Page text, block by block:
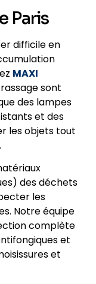
Paris
difficile en
MAXI
sont
des lampes
et des
les objets tout
des déchets
les
Notre équipe
complète
et
et